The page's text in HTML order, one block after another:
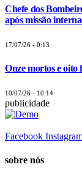
Chefe dos
após missão
17/07/26 - 0:13
Onze mortos e oito
10/07/26 - 10:14
publicidade
Facebook
sobre nós